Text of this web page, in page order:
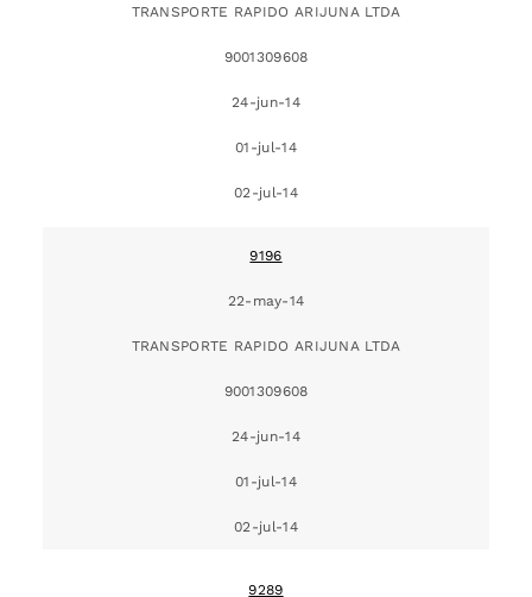
TRANSPORTE RAPIDO ARIJUNA LTDA
9001309608
24-jun-14
01-jul-14
02-jul-14
9196
22-may-14
TRANSPORTE RAPIDO ARIJUNA LTDA
9001309608
24-jun-14
01-jul-14
02-jul-14
9289